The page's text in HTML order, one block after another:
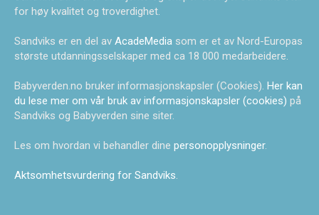
for høy kvalitet og troverdighet.
Sandviks er en del av AcadeMedia som er et av Nord-Europas
største utdanningsselskaper med ca 18 000 medarbeidere.
Babyverden.no bruker informasjonskapsler (Cookies). Her kan
du lese mer om vår bruk av informasjonskapsler (cookies) på
Sandviks og Babyverden sine siter.
Les om hvordan vi behandler dine personopplysninger.
Aktsomhetsvurdering for Sandviks.